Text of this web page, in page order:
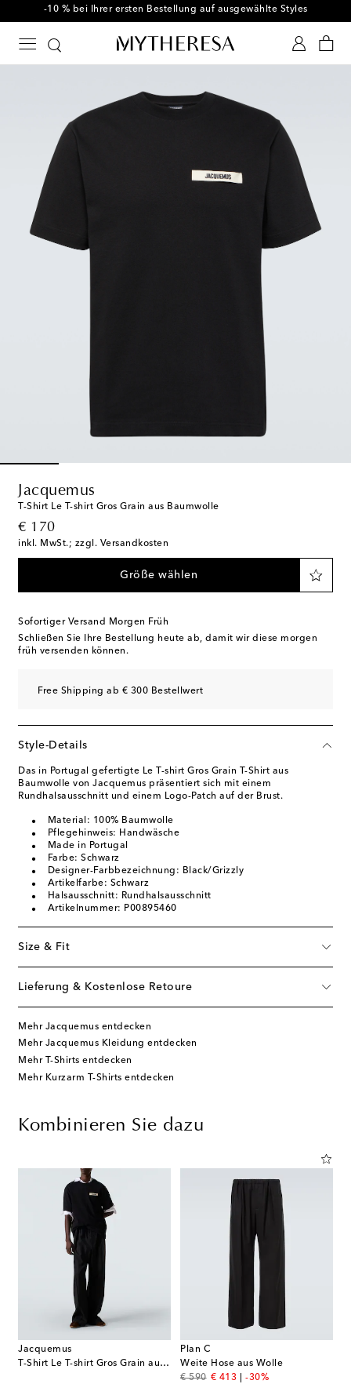
-10 % bei Ihrer ersten Bestellung auf ausgewählte Styles
Jacquemus
T-Shirt Le T-shirt Gros Grain aus Baumwolle
€ 170
original price
inkl. MwSt.; zzgl. Versandkosten
Größe wählen
Sofortiger Versand Morgen Früh
Schließen Sie Ihre Bestellung heute ab, damit wir diese morgen
früh versenden können.
Free Shipping ab € 300 Bestellwert
Style-Details
Das in Portugal gefertigte Le T-shirt Gros Grain T-Shirt aus
Baumwolle von Jacquemus präsentiert sich mit einem
Rundhalsausschnitt und einem Logo-Patch auf der Brust.
Material: 100% Baumwolle
Pflegehinweis: Handwäsche
Made in Portugal
Farbe: Schwarz
Designer-Farbbezeichnung: Black/Grizzly
Artikelfarbe: Schwarz
Halsausschnitt: Rundhalsausschnitt
Artikelnummer: P00895460
Size & Fit
Lieferung & Kostenlose Retoure
Mehr Jacquemus entdecken
Mehr Jacquemus Kleidung entdecken
Mehr T-Shirts entdecken
Mehr Kurzarm T-Shirts entdecken
Kombinieren Sie dazu
Jacquemus
T-Shirt Le T-shirt Gros Grain aus Baumwolle
Plan C
Weite Hose aus Wolle
€ 590
original price
€ 413
discount price
-30%